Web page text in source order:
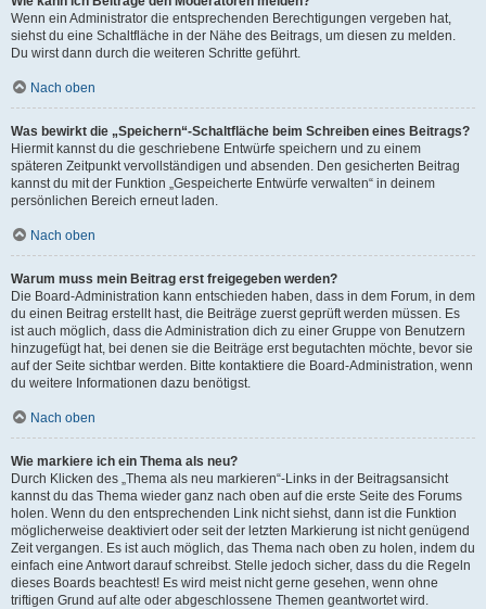
Wenn ein Administrator die entsprechenden Berechtigungen vergeben hat,
siehst du eine Schaltfläche in der Nähe des Beitrags, um diesen zu melden.
Du wirst dann durch die weiteren Schritte geführt.
Nach oben
Was bewirkt die „Speichern“-Schaltfläche beim Schreiben eines Beitrags?
Hiermit kannst du die geschriebene Entwürfe speichern und zu einem
späteren Zeitpunkt vervollständigen und absenden. Den gesicherten Beitrag
kannst du mit der Funktion „Gespeicherte Entwürfe verwalten“ in deinem
persönlichen Bereich erneut laden.
Nach oben
Warum muss mein Beitrag erst freigegeben werden?
Die Board-Administration kann entschieden haben, dass in dem Forum, in dem
du einen Beitrag erstellt hast, die Beiträge zuerst geprüft werden müssen. Es
ist auch möglich, dass die Administration dich zu einer Gruppe von Benutzern
hinzugefügt hat, bei denen sie die Beiträge erst begutachten möchte, bevor sie
auf der Seite sichtbar werden. Bitte kontaktiere die Board-Administration, wenn
du weitere Informationen dazu benötigst.
Nach oben
Wie markiere ich ein Thema als neu?
Durch Klicken des „Thema als neu markieren“-Links in der Beitragsansicht
kannst du das Thema wieder ganz nach oben auf die erste Seite des Forums
holen. Wenn du den entsprechenden Link nicht siehst, dann ist die Funktion
möglicherweise deaktiviert oder seit der letzten Markierung ist nicht genügend
Zeit vergangen. Es ist auch möglich, das Thema nach oben zu holen, indem du
einfach eine Antwort darauf schreibst. Stelle jedoch sicher, dass du die Regeln
dieses Boards beachtest! Es wird meist nicht gerne gesehen, wenn ohne
triftigen Grund auf alte oder abgeschlossene Themen geantwortet wird.